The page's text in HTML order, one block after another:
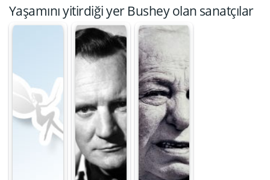
Yaşamını yitirdiği yer Bushey olan sanatçılar